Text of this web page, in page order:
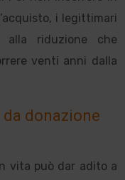
i legittimari
alla riduzione che
venti anni dalla
donazione
vita può dar adito a